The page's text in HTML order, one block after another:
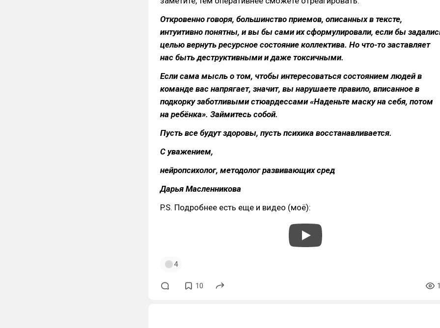
Откровенно говоря, большинство приемов, описанных в тексте,
интуитивно понятны, и вы бы сами их сформулировали, если бы
целью вернуть ресурсное состояние коллектива. Но что-то заставляет
нас быть деструктивными и даже токсичными.
Если сама мысль о том, чтобы интересоваться состоянием людей в
команде вас напрягает, значит, вы нарушаете правило, вписанное в
подкорку заботливыми стюардессами «Наденьте маску на себя, потом
на ребёнка». Займитесь собой.
Пусть все будут здоровы, пусть психика восстанавливается.
С уважением,
нейропсихолог, методолог развивающих сред
Дарья Масленникова
P.S. Подробнее есть еще и видео (моё):
4
10